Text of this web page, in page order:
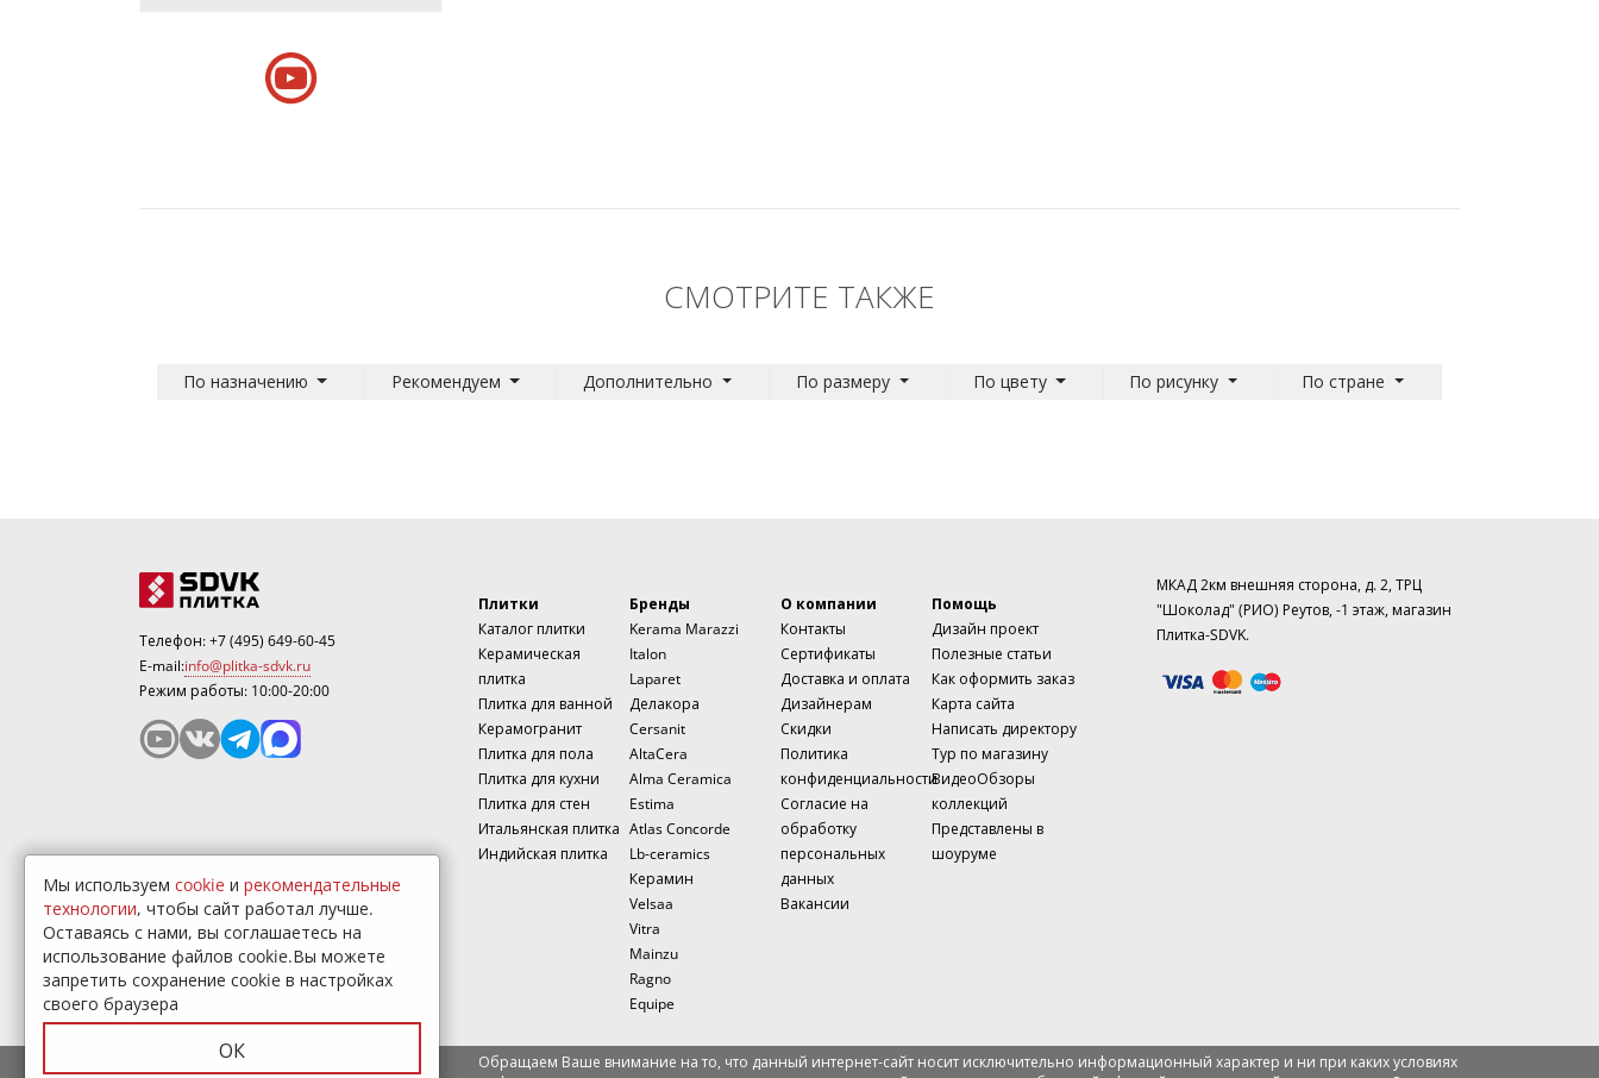
СМОТРИТЕ ТАКЖЕ
По назначению Рекомендуем Дополнительно По размеру По цвету По рисунку По стране
Телефон:+7 (495) 649-60-45
E-mail:info@plitka-sdvk.ru
Режим работы: 10:00-20:00
Плитки
Каталог плитки
Керамическая
плитка
Плитка для ванной
Керамогранит
Плитка для пола
Плитка для кухни
Плитка для стен
Итальянская плитка
Индийская плитка
Бренды
Kerama Marazzi
Italon
Laparet
Делакора
Cersanit
AltaCera
Alma Ceramica
Estima
Atlas Concorde
Lb-ceramics
Керамин
Velsaa
Vitra
Mainzu
Ragno
Equipe
О компании
Контакты
Сертификаты
Доставка и оплата
Дизайнерам
Скидки
Политика
конфиденциальности
Согласие на
обработку
персональных
данных
Вакансии
Помощь
Дизайн проект
Полезные статьи
Как оформить заказ
Карта сайта
Написать директору
Тур по магазину
ВидеоОбзоры
коллекций
Представлены в
шоуруме
МКАД 2км внешняя сторона, д. 2, ТРЦ
"Шоколад" (РИО) Реутов, -1 этаж, магазин
Плитка-SDVK.
Обращаем Ваше внимание на то, что данный интернет-сайт носит исключительно информационный характер и ни при каких условиях
Мы используем cookie и рекомендательные
технологии, чтобы сайт работал лучше.
Оставаясь с нами, вы соглашаетесь на
использование файлов cookie.Вы можете
запретить сохранение cookie в настройках
своего браузера
ОК